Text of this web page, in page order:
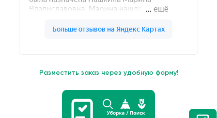
Разместить заказ через удобную форму!